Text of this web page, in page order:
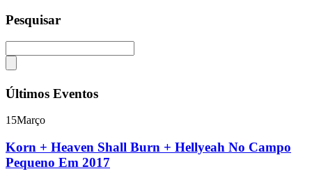
Pesquisar
Últimos Eventos
15Março
Korn + Heaven Shall Burn + Hellyeah No Campo
Pequeno Em 2017